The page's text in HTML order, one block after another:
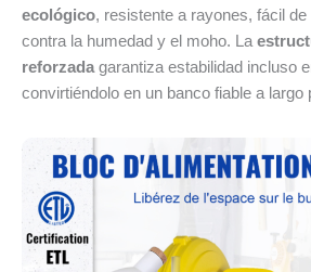
ecológico, resistente a rayones, fácil
contra la humedad y el moho. La
reforzada garantiza estabilidad incluso
convirtiéndolo en un banco fiable a largo